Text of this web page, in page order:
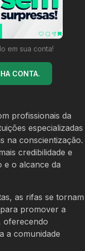
em sua conta!
CONTA.
profissionais da
especializadas
na conscientização.
credibilidade e
e o alcance da
as rifas se tornam
promover a
oferecendo
a comunidade